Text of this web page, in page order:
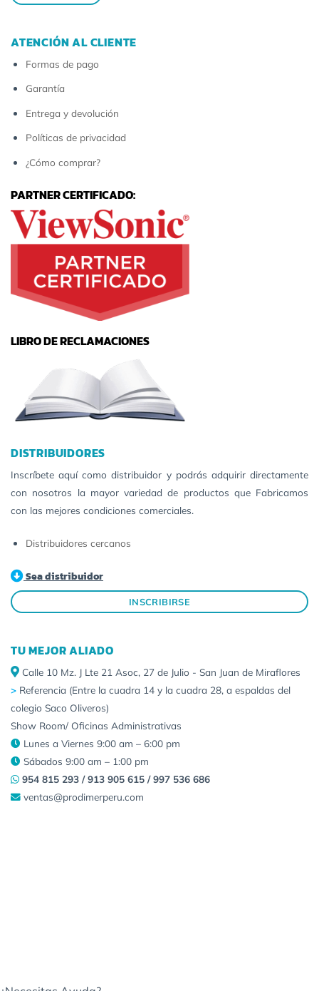
ATENCIÓN AL CLIENTE
Formas de pago
Garantía
Entrega y devolución
Políticas de privacidad
¿Cómo comprar?
PARTNER CERTIFICADO:
LIBRO DE RECLAMACIONES
DISTRIBUIDORES
Inscríbete aquí como distribuidor y podrás adquirir directamente
con nosotros la mayor variedad de productos que Fabricamos
con las mejores condiciones comerciales.
Distribuidores cercanos
Sea distribuidor
INSCRIBIRSE
TU MEJOR ALIADO
Calle 10 Mz. J Lte 21 Asoc, 27 de Julio - San Juan de Miraflores
> Referencia (Entre la cuadra 14 y la cuadra 28, a espaldas del
colegio Saco Oliveros)
Show Room/ Oficinas Administrativas
Lunes a Viernes 9:00 am – 6:00 pm
Sábados 9:00 am – 1:00 pm
954 815 293 / 913 905 615 / 997 536 686
ventas@prodimerperu.com